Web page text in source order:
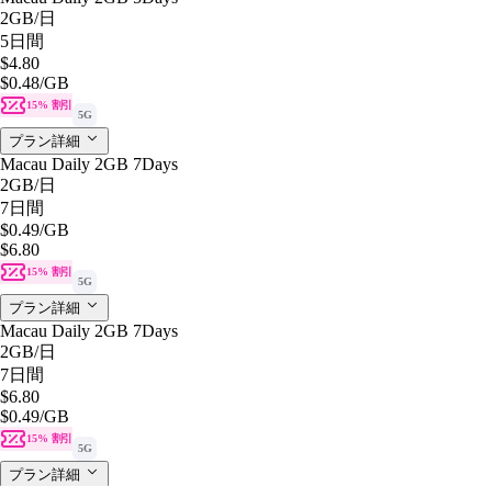
2GB/日
5日間
$4.80
$0.48/GB
15% 割引
5G
プラン詳細
Macau Daily 2GB 7Days
2GB/日
7日間
$0.49/GB
$6.80
15% 割引
5G
プラン詳細
Macau Daily 2GB 7Days
2GB/日
7日間
$6.80
$0.49/GB
15% 割引
5G
プラン詳細